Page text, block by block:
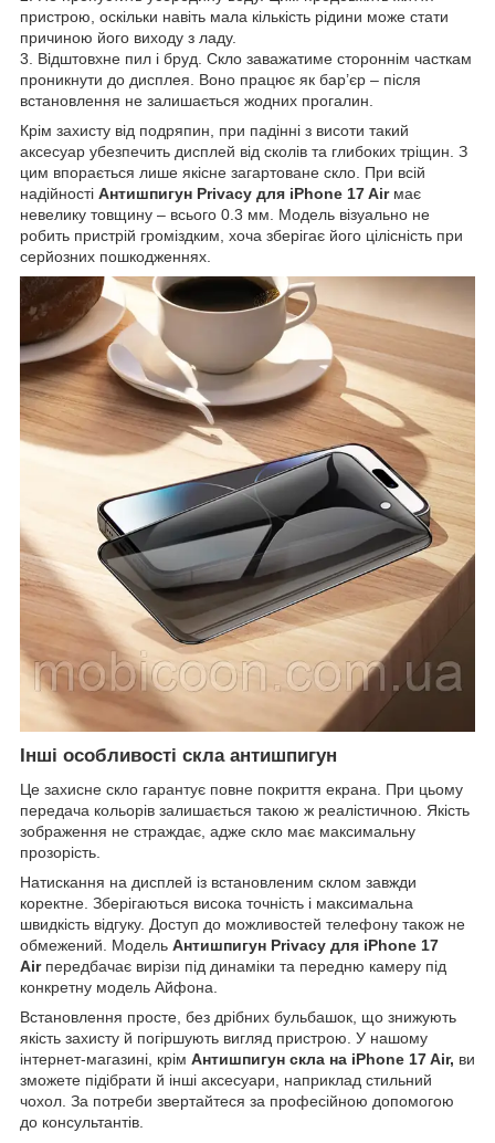
пристрою, оскільки навіть мала кількість рідини може стати
причиною його виходу з ладу.
3. Відштовхне пил і бруд. Скло заважатиме стороннім часткам
проникнути до дисплея. Воно працює як бар’єр – після
встановлення не залишається жодних прогалин.
Крім захисту від подряпин, при падінні з висоти такий
аксесуар убезпечить дисплей від сколів та глибоких тріщин. З
цим впорається лише якісне загартоване скло. При всій
надійності Антишпигун Privacy для iPhone 17 Air має
невелику товщину – всього 0.3 мм. Модель візуально не
робить пристрій громіздким, хоча зберігає його цілісність при
серйозних пошкодженнях.
Інші особливості скла антишпигун
Це захисне скло гарантує повне покриття екрана. При цьому
передача кольорів залишається такою ж реалістичною. Якість
зображення не страждає, адже скло має максимальну
прозорість.
Натискання на дисплей із встановленим склом завжди
коректне. Зберігаються висока точність і максимальна
швидкість відгуку. Доступ до можливостей телефону також не
обмежений. Модель Антишпигун Privacy для iPhone 17
Air передбачає вирізи під динаміки та передню камеру під
конкретну модель Айфона.
Встановлення просте, без дрібних бульбашок, що знижують
якість захисту й погіршують вигляд пристрою. У нашому
інтернет-магазині, крім Антишпигун скла на iPhone 17 Air, ви
зможете підібрати й інші аксесуари, наприклад стильний
чохол. За потреби звертайтеся за професійною допомогою
до консультантів.